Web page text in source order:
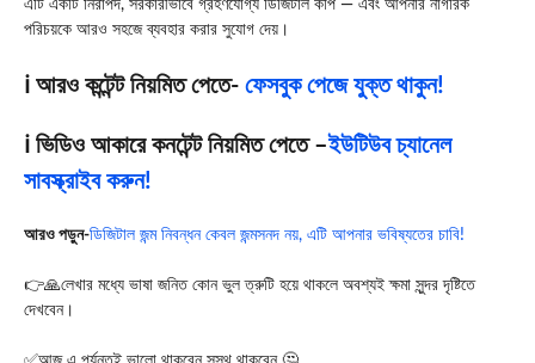
এটি একটি নিরাপদ, সরকারীভাবে গ্রহণযোগ্য ডিজিটাল কপি — এবং আপনার নাগরিক
পরিচয়কে আরও সহজে ব্যবহার করার সুযোগ দেয়।
ℹ️ আরও কন্টেন্ট নিয়মিত পেতে- ফেসবুক পেজে যুক্ত থাকুন!
ℹ️ ভিডিও আকারে কনটেন্ট নিয়মিত পেতে –ইউটিউব চ্যানেল
সাবস্ক্রাইব করুন!
আরও পড়ুন-ডিজিটাল জন্ম নিবন্ধন কেবল জন্মসনদ নয়, এটি আপনার ভবিষ্যতের চাবি!
👉🙏লেখার মধ্যে ভাষা জনিত কোন ভুল ত্রুটি হয়ে থাকলে অবশ্যই ক্ষমা সুন্দর দৃষ্টিতে
দেখবেন।